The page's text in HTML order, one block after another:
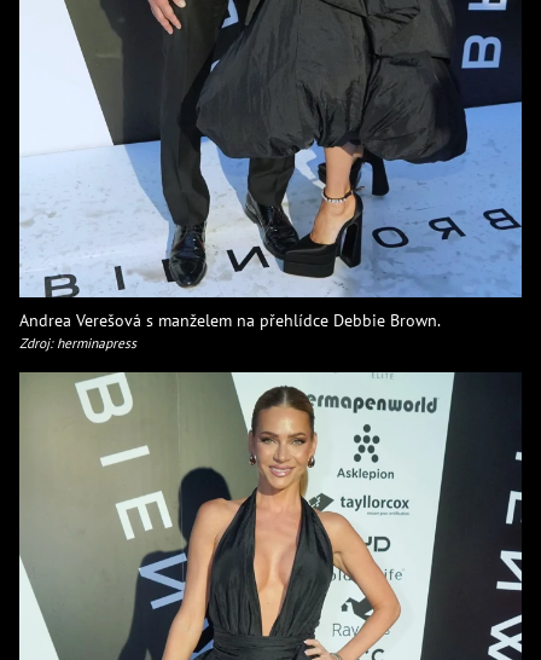
Andrea Verešová s manželem na přehlídce Debbie Brown.
Zdroj: herminapress